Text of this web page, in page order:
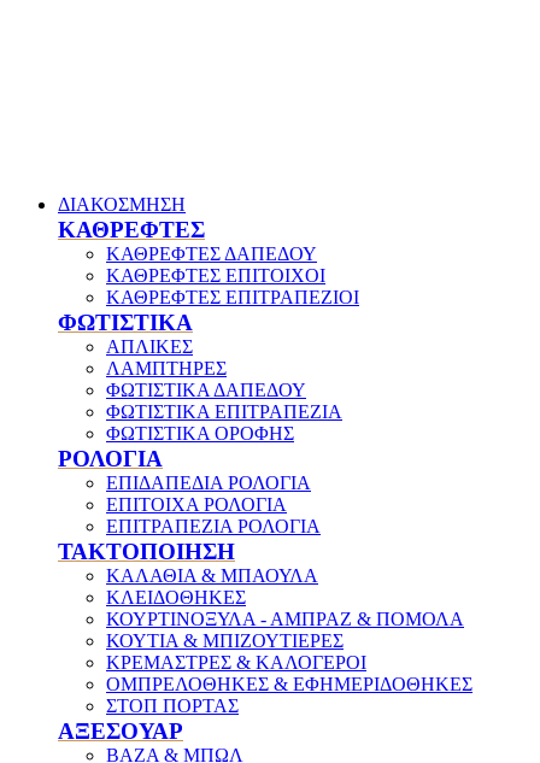
ΔΙΑΚΟΣΜΗΣΗ
ΚΑΘΡΕΦΤΕΣ
ΚΑΘΡΕΦΤΕΣ ΔΑΠΕΔΟΥ
ΚΑΘΡΕΦΤΕΣ ΕΠΙΤΟΙΧΟΙ
ΚΑΘΡΕΦΤΕΣ ΕΠΙΤΡΑΠΕΖΙΟΙ
ΦΩΤΙΣΤΙΚΑ
ΑΠΛΙΚΕΣ
ΛΑΜΠΤΗΡΕΣ
ΦΩΤΙΣΤΙΚΑ ΔΑΠΕΔΟΥ
ΦΩΤΙΣΤΙΚΑ ΕΠΙΤΡΑΠΕΖΙΑ
ΦΩΤΙΣΤΙΚΑ ΟΡΟΦΗΣ
ΡΟΛΟΓΙΑ
ΕΠΙΔΑΠΕΔΙΑ ΡΟΛΟΓΙΑ
ΕΠΙΤΟΙΧΑ ΡΟΛΟΓΙΑ
ΕΠΙΤΡΑΠΕΖΙΑ ΡΟΛΟΓΙΑ
ΤΑΚΤΟΠΟΙΗΣΗ
ΚΑΛΑΘΙΑ & ΜΠΑΟΥΛΑ
ΚΛΕΙΔΟΘΗΚΕΣ
ΚΟΥΡΤΙΝΟΞΥΛΑ - ΑΜΠΡΑΖ & ΠΟΜΟΛΑ
ΚΟΥΤΙΑ & ΜΠΙΖΟΥΤΙΕΡΕΣ
ΚΡΕΜΑΣΤΡΕΣ & ΚΑΛΟΓΕΡΟΙ
ΟΜΠΡΕΛΟΘΗΚΕΣ & ΕΦΗΜΕΡΙΔΟΘΗΚΕΣ
ΣΤΟΠ ΠΟΡΤΑΣ
ΑΞΕΣΟΥΑΡ
ΒΑΖΑ & ΜΠΩΛ